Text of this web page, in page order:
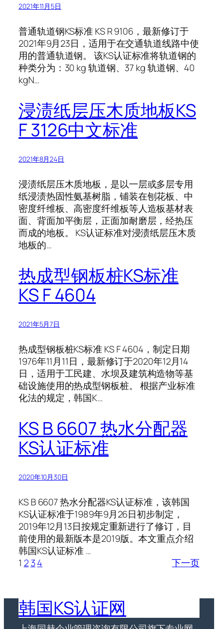
2021年11月5日
普通轨道钢KS标准 KS R 9106，最新修订于
2021年9月23日，适用于在交通轨道线路中使
用的普通轨道钢。 该KS认证标准将轨道钢的
种类分为：30 kg 轨道钢、37 kg 轨道钢、40
kgN…
浸渍纸层压木质地板KS
F 3126中文标准
2021年8月24日
浸渍纸层压木质地板，是以一层或多层专用
纸浸渍热固性氨基树脂，铺装在刨花板、中
密度纤维板、高密度纤维板等人造板基材表
面、背面加平衡层，正面加耐磨层，经热压
而成的地板。 KS认证标准对浸渍纸层压木质
地板的…
热成型钢板桩KS标准
KS F 4604
2021年5月7日
热成型钢板桩KS标准 KS F 4604，制定日期
1976年11月11日，最新修订于2020年12月14
日，适用于工民建、水坝及建筑构造物等基
础设施使用的热成型钢板桩。 根据产业标准
化法的规定，韩国K…
KS B 6607 热水分配器
KS认证标准
2020年10月30日
KS B 6607 热水分配器KS认证标准，该韩国
KS认证标准于1989年9月26日初步制定，
2019年12月13日按规定重新进行了修订，目
前使用的最新版本是2019版。本文重点介绍
韩国KS认证标准 …
1 2 34 下一页
韩国KS认证网